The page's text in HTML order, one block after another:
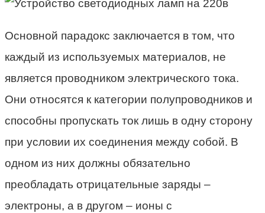
Основной парадокс заключается в том, что
каждый из используемых материалов, не
является проводником электрического тока.
Они относятся к категории полупроводников и
способны пропускать ток лишь в одну сторону
при условии их соединения между собой. В
одном из них должны обязательно
преобладать отрицательные заряды –
электроны, а в другом – ионы с